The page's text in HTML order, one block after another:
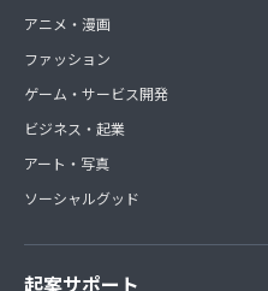
アニメ・漫画
ファッション
ゲーム・サービス開発
ビジネス・起業
アート・写真
ソーシャルグッド
起案サポート